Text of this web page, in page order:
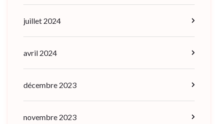
juillet 2024
avril 2024
décembre 2023
novembre 2023